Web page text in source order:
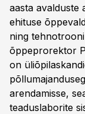
aasta avalduste
ehituse
ning
õppeprorektor
on
arendamisse,
teaduslaborite